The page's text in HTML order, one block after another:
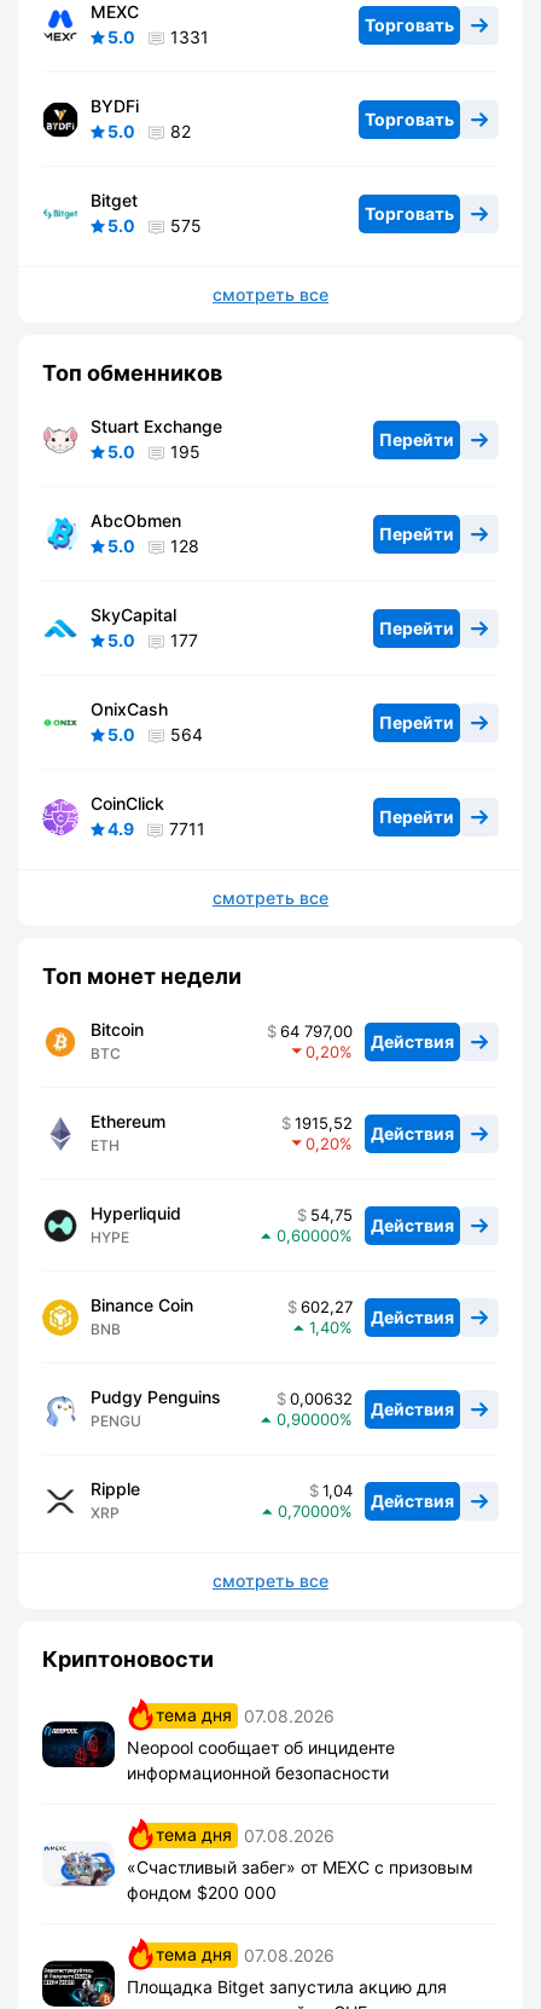
MEXC
5.0
1331
Торговать
BYDFi
5.0
82
Торговать
Bitget
5.0
575
Торговать
смотреть все
Топ обменников
Stuart Exchange
5.0
195
Перейти
AbcObmen
5.0
128
Перейти
SkyCapital
5.0
177
Перейти
OnixCash
5.0
564
Перейти
CoinClick
4.9
7711
Перейти
смотреть все
Топ монет недели
Bitcoin
BTC
64 797,00
0,20
Действия
Ethereum
ETH
1915,52
0,20
Действия
Hyperliquid
HYPE
54,75
0,60000
Действия
Binance Coin
BNB
602,27
1,40
Действия
Pudgy Penguins
PENGU
0,00632
0,90000
Действия
Ripple
XRP
1,04
0,70000
Действия
смотреть все
Криптоновости
тема дня
07.08.2026
Neopool сообщает об инциденте
информационной безопасности
тема дня
07.08.2026
«Счастливый забег» от MEXC с призовым
фондом $200 000
тема дня
07.08.2026
Площадка Bitget запустила акцию для